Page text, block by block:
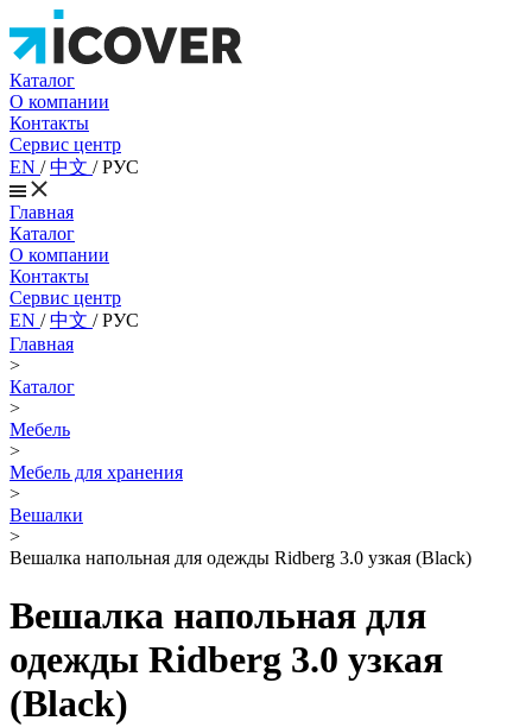
Каталог
О компании
Контакты
Сервис центр
EN /中文 /РУС
Главная
Каталог
О компании
Контакты
Сервис центр
EN /中文 /РУС
Главная
>
Каталог
>
Мебель
>
Мебель для хранения
>
Вешалки
>
Вешалка напольная для одежды Ridberg 3.0 узкая (Black)
Вешалка напольная для
одежды Ridberg 3.0 узкая
(Black)